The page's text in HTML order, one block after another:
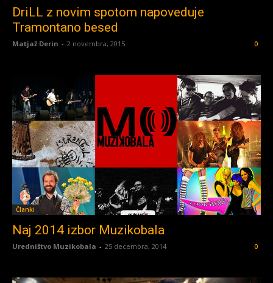
DriLL z novim spotom napoveduje
Tramontano besed
Matjaž Derin - 2 novembra, 2015 0
Članki
Naj 2014 izbor Muzikobala
Uredništvo Muzikobala - 25 decembra, 2014 0